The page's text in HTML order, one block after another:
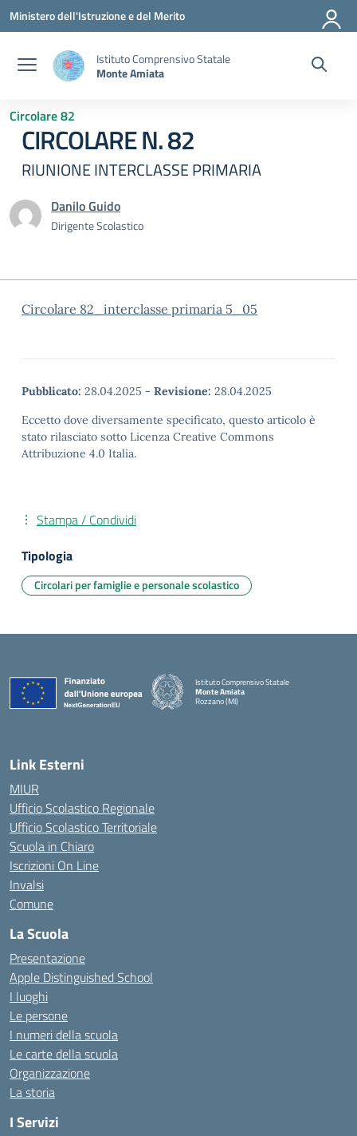
Vai ai contenuti
Vai al menu di navigazione
Vai al footer
Ministero dell'Istruzione e del Merito
Istituto Comprensivo Statale
Monte Amiata
Circolare 82
CIRCOLARE N. 82
RIUNIONE INTERCLASSE PRIMARIA
Danilo Guido
Dirigente Scolastico
Circolare 82_interclasse primaria 5_05
Pubblicato: 28.04.2025 - Revisione: 28.04.2025
Eccetto dove diversamente specificato, questo articolo è
stato rilasciato sotto Licenza Creative Commons
Attribuzione 4.0 Italia.
Stampa / Condividi
Tipologia
Circolari per famiglie e personale scolastico
Istituto Comprensivo Statale
Monte Amiata
Rozzano (MI)
Link Esterni
MIUR
Ufficio Scolastico Regionale
Ufficio Scolastico Territoriale
Scuola in Chiaro
Iscrizioni On Line
Invalsi
Comune
La Scuola
Presentazione
Apple Distinguished School
I luoghi
Le persone
I numeri della scuola
Le carte della scuola
Organizzazione
La storia
I Servizi